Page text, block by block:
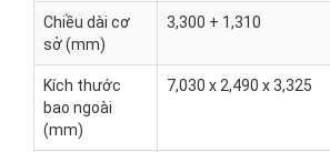
Chiều dài cơ
sở (mm)
3,300 + 1,310
Kích thước
bao ngoài
(mm)
7,030 x 2,490 x 3,325